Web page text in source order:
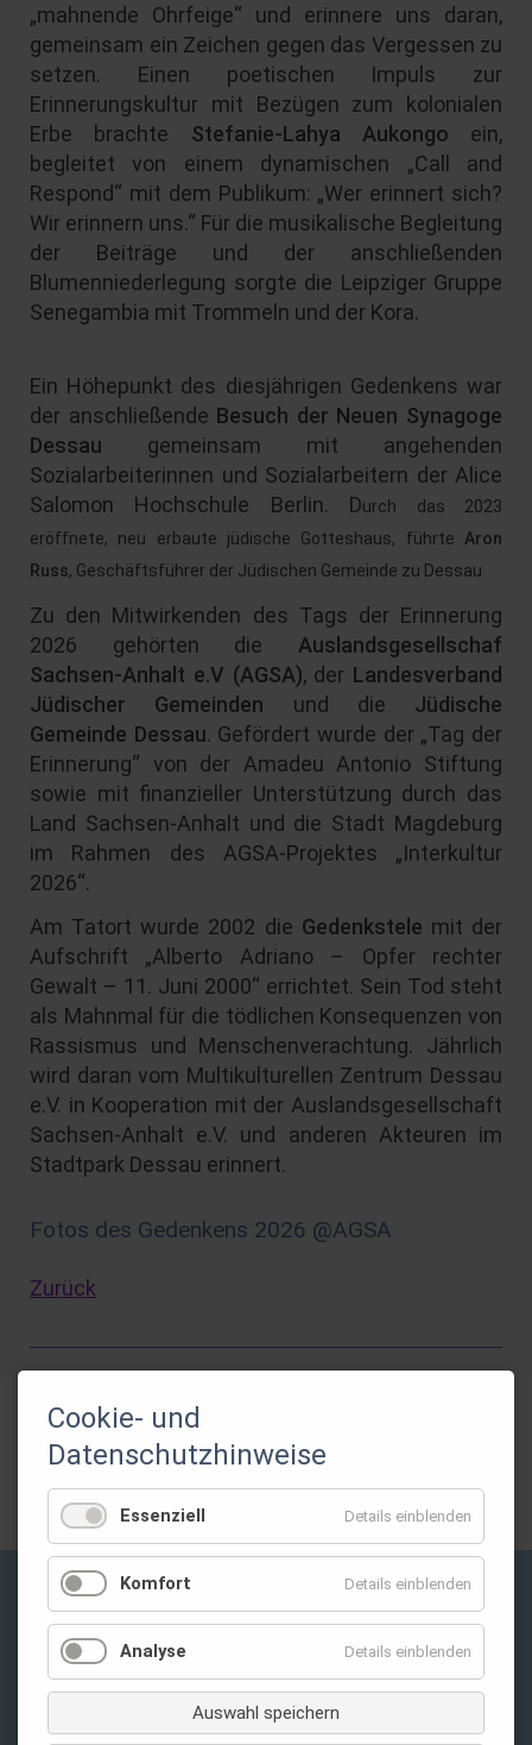
„mahnende Ohrfeige“ und erinnere uns daran,
gemeinsam ein Zeichen gegen das Vergessen zu
setzen. Einen poetischen Impuls zur
Erinnerungskultur mit Bezügen zum kolonialen
Erbe brachte Stefanie-Lahya Aukongo ein,
begleitet von einem dynamischen „Call and
Respond“ mit dem Publikum: „Wer erinnert sich?
Wir erinnern uns.“ Für die musikalische Begleitung
der Beiträge und der anschließenden
Blumenniederlegung sorgte die Leipziger Gruppe
Senegambia mit Trommeln und der Kora.
Ein Höhepunkt des diesjährigen Gedenkens war
der anschließende Besuch der Neuen Synagoge
Dessau gemeinsam mit angehenden
Sozialarbeiterinnen und Sozialarbeitern der Alice
Salomon Hochschule Berlin. Durch das 2023
eröffnete, neu erbaute jüdische Gotteshaus, führte Aron
Russ, Geschäftsführer der Jüdischen Gemeinde zu Dessau.
Zu den Mitwirkenden des Tags der Erinnerung
2026 gehörten die Auslandsgesellschaf
Sachsen-Anhalt e.V (AGSA), der Landesverband
Jüdischer Gemeinden und die Jüdische
Gemeinde Dessau. Gefördert wurde der „Tag der
Erinnerung“ von der Amadeu Antonio Stiftung
sowie mit finanzieller Unterstützung durch das
Land Sachsen-Anhalt und die Stadt Magdeburg
im Rahmen des AGSA-Projektes „Interkultur
2026“.
Am Tatort wurde 2002 die Gedenkstele mit der
Aufschrift „Alberto Adriano – Opfer rechter
Gewalt – 11. Juni 2000“ errichtet. Sein Tod steht
als Mahnmal für die tödlichen Konsequenzen von
Rassismus und Menschenverachtung. Jährlich
wird daran vom Multikulturellen Zentrum Dessau
e.V. in Kooperation mit der Auslandsgesellschaft
Sachsen-Anhalt e.V. und anderen Akteuren im
Stadtpark Dessau erinnert.
Fotos des Gedenkens 2026 @AGSA
Zurück
Gefördert durch:
Privatsphäre-Einstellungen ändern
Cookie- und
Datenschutzhinweise
Essenziell Details einblenden
Komfort Details einblenden
Analyse Details einblenden
Auswahl speichern